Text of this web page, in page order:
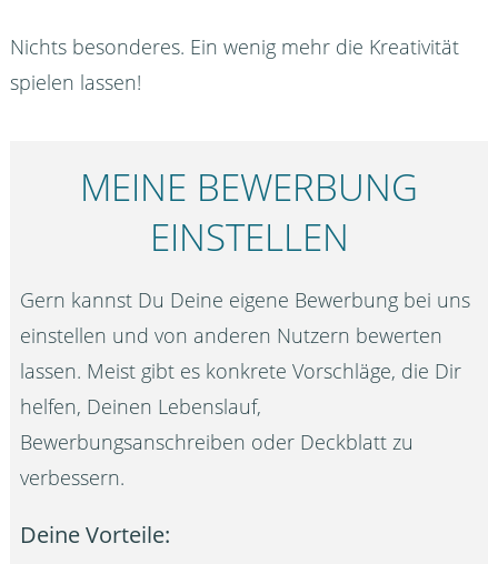
Nichts besonderes. Ein wenig mehr die Kreativität
spielen lassen!
MEINE BEWERBUNG
EINSTELLEN
Gern kannst Du Deine eigene Bewerbung bei uns
einstellen und von anderen Nutzern bewerten
lassen. Meist gibt es konkrete Vorschläge, die Dir
helfen, Deinen Lebenslauf,
Bewerbungsanschreiben oder Deckblatt zu
verbessern.
Deine Vorteile: